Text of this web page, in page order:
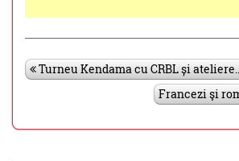
Turneu Kendama cu CRBL și
Francezi şi